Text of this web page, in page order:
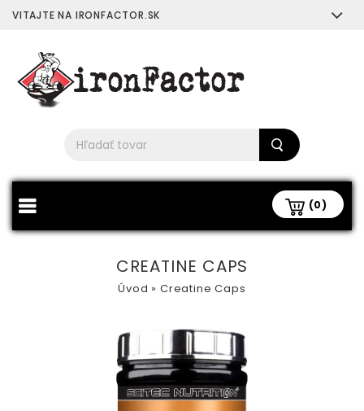
VITAJTE NA IRONFACTOR.SK
(0)
CREATINE CAPS
Úvod »Creatine Caps